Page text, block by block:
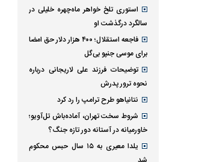
استوری تلخ خواهر ماه‌چهره خلیلی در
سالگرد درگذشت او
فاجعه استقلال؛ ۴۰۰ هزار دلار حق امضا
برای موسی جنپو بی‌گل
توضیحات فرزند علی لاریجانی درباره
نحوه ترور پدرش
نتانیاهو طرح ترامپ را رد کرد
شروط سخت تهران، آماده‌باش تل‌آویو؛
خاورمیانه در آستانه دور تازه جنگ؟
یلدا معیری به ۱۵ سال حبس محکوم